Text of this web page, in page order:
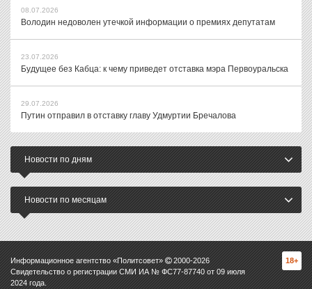
08.07.2026
Володин недоволен утечкой информации о премиях депутатам
23.07.2026
Будущее без Кабца: к чему приведет отставка мэра Первоуральска
29.07.2026
Путин отправил в отставку главу Удмуртии Бречалова
Новости по дням
Новости по месяцам
Информационное агентство «Политсовет» 2000-2026
Свидетельство о регистрации СМИ ИА № ФС77-87740 от 09 июля
2024 года.
18+